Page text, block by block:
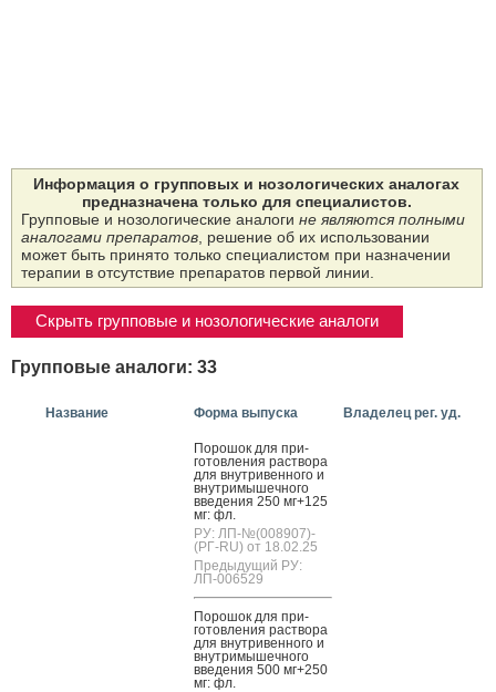
Информация о групповых и нозологических аналогах
предназначена только для специалистов.
Групповые и нозологические аналоги не являются полными
аналогами препаратов, решение об их использовании
может быть принято только специалистом при назначении
терапии в отсутствие препаратов первой линии.
Скрыть групповые и нозологические аналоги
Групповые аналоги: 33
Название Форма выпуска Владелец рег. уд.
По­рошок для при­
готов­ле­ния рас­тво­ра
для внут­ри­вен­но­го и
внут­ри­мышеч­но­го
вве­дения 250 мг+125
мг: фл.
РУ: ЛП-№(008907)-
(РГ-RU) от 18.02.25
Предыдущий РУ:
ЛП-006529
По­рошок для при­
готов­ле­ния рас­тво­ра
для внут­ри­вен­но­го и
внут­ри­мышеч­но­го
вве­дения 500 мг+250
мг: фл.